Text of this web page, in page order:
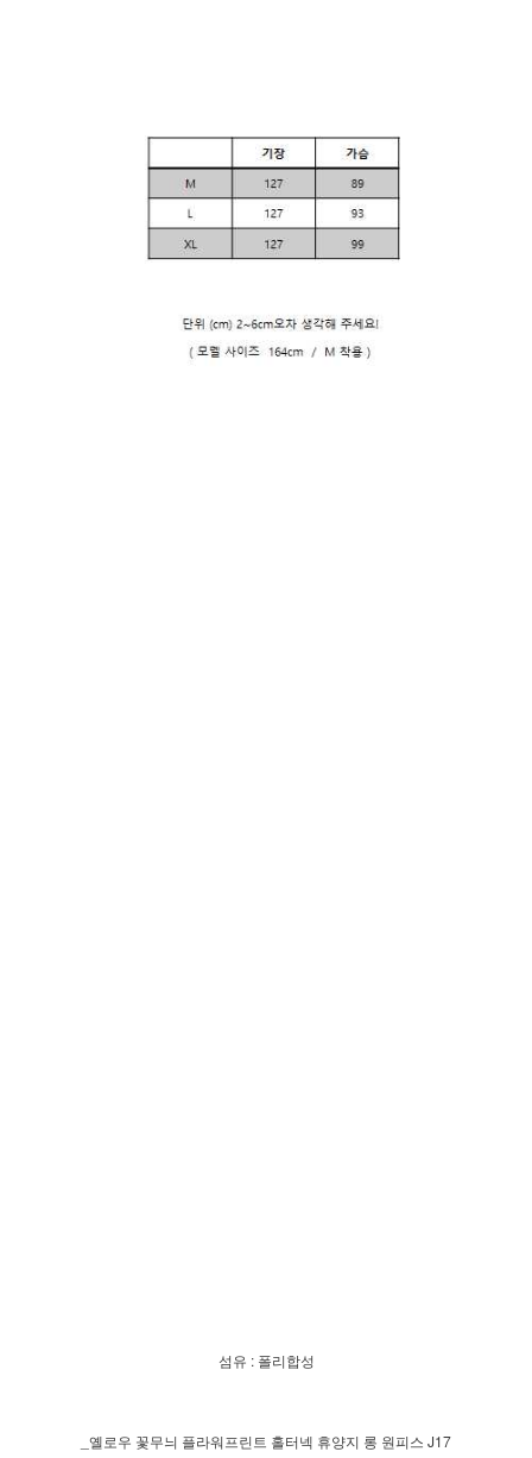
섬유 : 폴리합성
_옐로우 꽃무늬 플라워프린트 홀터넥 휴양지 롱 원피스 J17